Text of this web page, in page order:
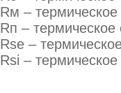
Rм –
Rп –
Rse –
Rsi –